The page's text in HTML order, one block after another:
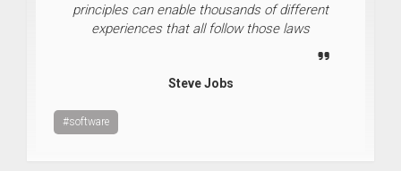
principles can enable thousands of different
experiences that all follow those laws
Steve Jobs
#software